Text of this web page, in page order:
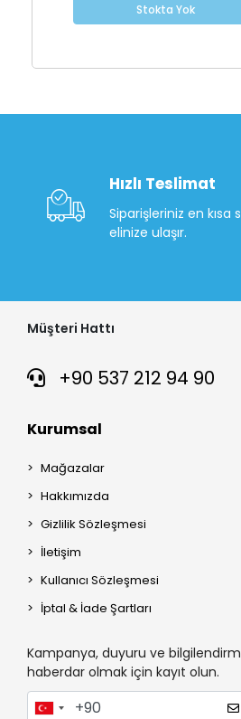
Stokta Yok
Hızlı Teslimat
Siparişleriniz en kısa
elinize ulaşır.
Müşteri Hattı
+90 537 212 94 90
Kurumsal
Mağazalar
Hakkımızda
Gizlilik Sözleşmesi
İletişim
Kullanıcı Sözleşmesi
İptal & İade Şartları
Kampanya, duyuru ve
haberdar olmak için kayıt olun.